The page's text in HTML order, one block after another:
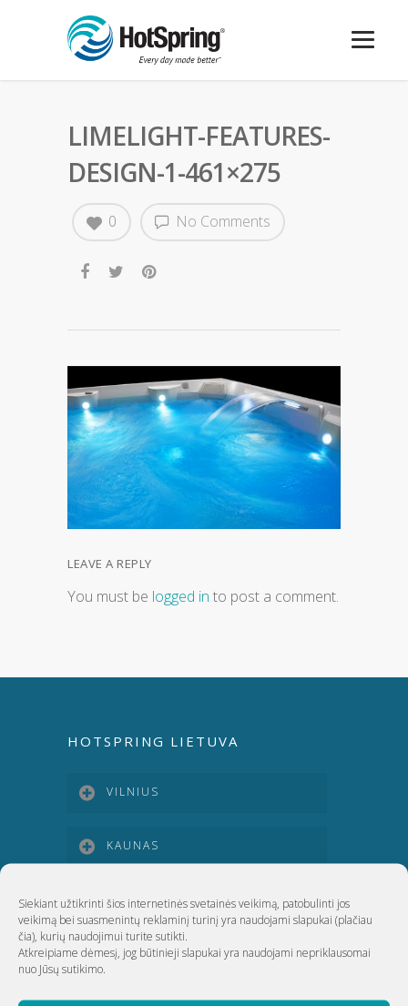
Siekiant užtikrinti šios internetinės svetainės veikimą, patobulinti jos
veikimą bei suasmenintų reklaminį turinį yra naudojami slapukai (plačiau
čia) , kurių naudojimui turite sutikti.
Atkreipiame dėmesį, jog būtinieji slapukai yra naudojami nepriklausomai
nuo Jūsų sutikimo.
LIMELIGHT-FEATURES-
DESIGN-1-461×275
No Comments
0
LEAVE A REPLY
You must be logged in to post a comment.
HOTSPRING LIETUVA
VILNIUS
KAUNAS
KLAIPĖDA
ŠIAULIAI